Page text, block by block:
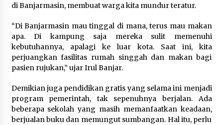
di Banjarmasin, membuat warga kita mundur teratur.
“Di Banjarmasin mau tinggal di mana, terus mau makan
apa. Di kampung saja mereka sulit memenuhi
kebutuhannya, apalagi ke luar kota. Saat ini, kita
perjuangkan fasilitas rumah singgah dan makan bagi
pasien rujukan,” ujar Irul Banjar.
Demikian juga pendidikan gratis yang selama ini menjadi
program pemerintah, tak sepenuhnya berjalan. Ada
beberapa sekolah yang masih memanfaatkan keadaan,
berjualan buku dan memungut sumbangan. Hal itu, perlu